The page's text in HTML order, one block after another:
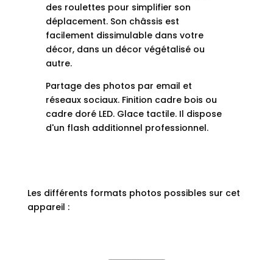
des roulettes pour simplifier son
déplacement. Son châssis est
facilement dissimulable dans votre
décor, dans un décor végétalisé ou
autre.
Partage des photos par email et
réseaux sociaux. Finition cadre bois ou
cadre doré LED. Glace tactile. Il dispose
d'un flash additionnel professionnel.
Les différents formats photos possibles sur cet
appareil :